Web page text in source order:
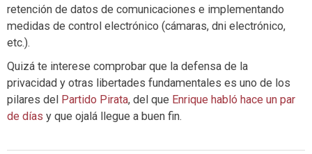
retención de datos de comunicaciones e implementando
medidas de control electrónico (cámaras, dni electrónico,
etc.).
Quizá te interese comprobar que la defensa de la
privacidad y otras libertades fundamentales es uno de los
pilares del Partido Pirata, del que Enrique habló hace un par
de días y que ojalá llegue a buen fin.